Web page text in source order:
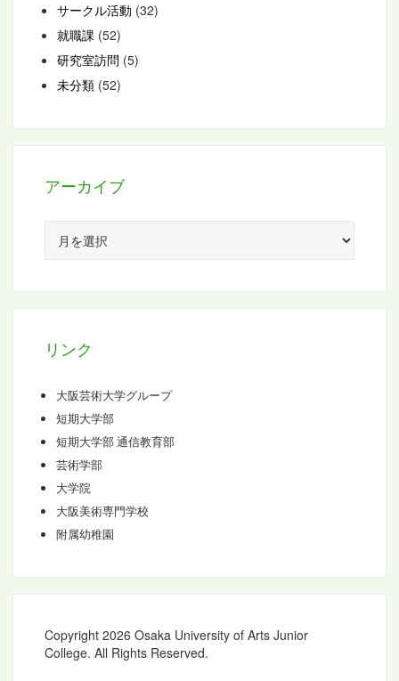
サークル活動 (32)
就職課 (52)
研究室訪問 (5)
未分類 (52)
アーカイブ
カ
リンク
大阪芸術大学グループ
短期大学部
短期大学部 通信教育部
芸術学部
大学院
大阪美術専門学校
附属幼稚園
Copyright 2026 Osaka University of Arts Junior
College. All Rights Reserved.